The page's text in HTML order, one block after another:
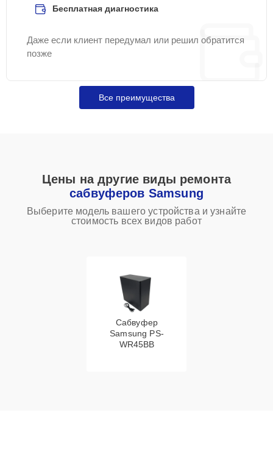
Бесплатная диагностика
Даже если клиент передумал или решил обратится
позже
Все преимущества
Цены на другие виды ремонта
сабвуферов Samsung
Выберите модель вашего устройства и узнайте
стоимость всех видов работ
Сабвуфер
Samsung PS-
WR45BB